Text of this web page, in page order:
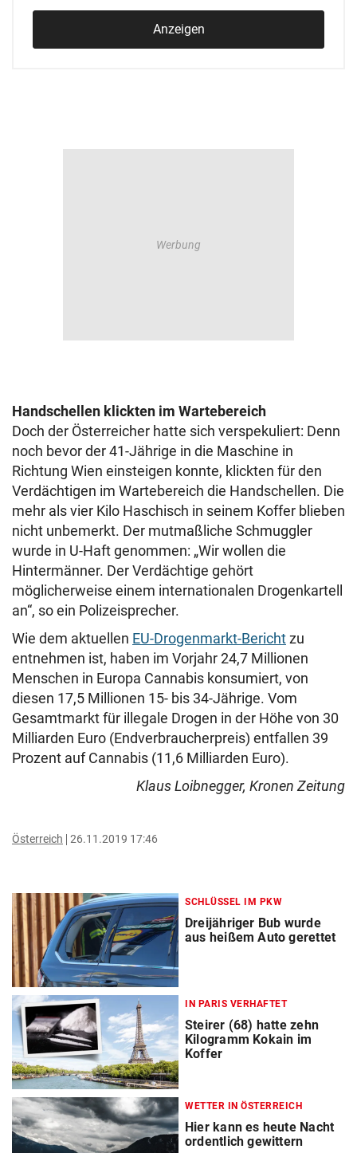
Anzeigen
Handschellen klickten im Wartebereich
Doch der Österreicher hatte sich verspekuliert: Denn
noch bevor der 41-Jährige in die Maschine in
Richtung Wien einsteigen konnte, klickten für den
Verdächtigen im Wartebereich die Handschellen. Die
mehr als vier Kilo Haschisch in seinem Koffer blieben
nicht unbemerkt. Der mutmaßliche Schmuggler
wurde in U-Haft genommen: „Wir wollen die
Hintermänner. Der Verdächtige gehört
möglicherweise einem internationalen Drogenkartell
an“, so ein Polizeisprecher.
Wie dem aktuellen EU-Drogenmarkt-Berichtzu
entnehmen ist, haben im Vorjahr 24,7 Millionen
Menschen in Europa Cannabis konsumiert, von
diesen 17,5 Millionen 15- bis 34-Jährige. Vom
Gesamtmarkt für illegale Drogen in der Höhe von 30
Milliarden Euro (Endverbraucherpreis) entfallen 39
Prozent auf Cannabis (11,6 Milliarden Euro).
Klaus Loibnegger, Kronen Zeitung
Österreich 26.11.2019 17:46
SCHLÜSSEL IM PKW
Dreijähriger Bub wurde
aus heißem Auto gerettet
IN PARIS VERHAFTET
Steirer (68) hatte zehn
Kilogramm Kokain im
Koffer
WETTER IN ÖSTERREICH
Hier kann es heute Nacht
ordentlich gewittern